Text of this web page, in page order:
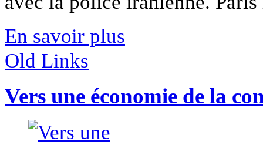
En savoir plus
Old Links
Vers une économie de la